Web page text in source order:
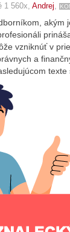
1 560x, Andrej
akým
vzniknúť v
a